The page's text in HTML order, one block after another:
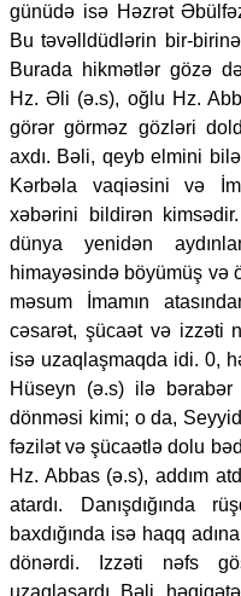
günüdə isə Həzrət
Bu təvəlldüdlərin bir-
Burada hikmətlər gözə
Hz. Əli (ə.s), oğlu Hz.
görər görməz gözləri
axdı. Bəli, qeyb elmini
Kərbəla vaqiəsini və
xəbərini bildirən
dünya yenidən
himayəsində böyümüş və
məsum İmamın
cəsarət, şücaət və izzəti
isə uzaqlaşmaqda idi. 0,
Hüseyn (ə.s) ilə bərabər
dönməsi kimi; o da,
fəzilət və şücaətlə dolu
Hz. Abbas (ə.s), addım
atardı. Danışdığında
baxdığında isə haqq
dönərdi. Izzəti nəfs
uzaqlaşardı. Bəli,